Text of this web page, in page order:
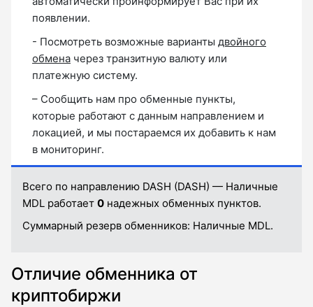
появлении.
- Посмотреть возможные варианты двойного
обмена через транзитную валюту или
платежную систему.
– Сообщить нам про обменные пункты,
которые работают с данным направлением и
локацией, и мы постараемся их добавить к нам
в мониторинг.
Всего по направлению DASH (DASH) — Наличные
MDL работает 0 надежных обменных пунктов.
Суммарный резерв обменников: Наличные MDL.
Отличие обменника от
криптобиржи